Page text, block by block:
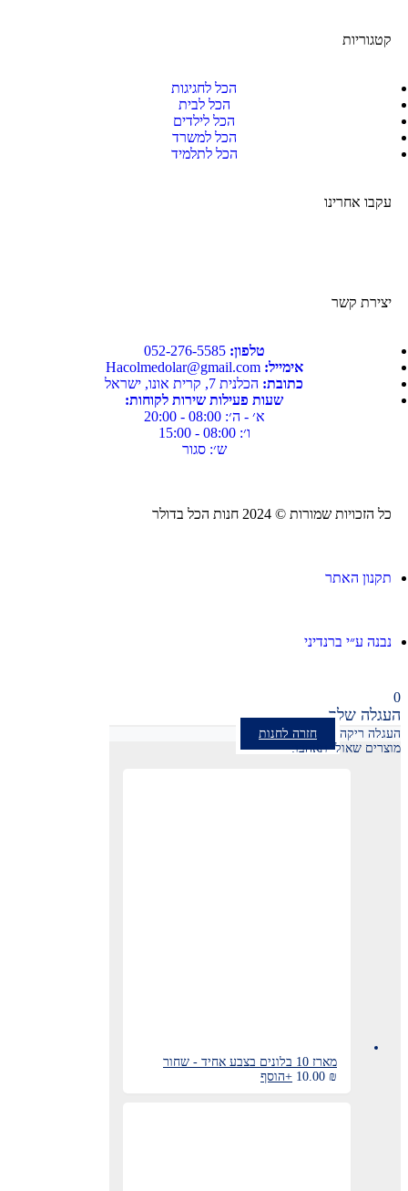
קטגוריות
הכל לחגיגות
הכל לבית
הכל לילדים
הכל למשרד
הכל לתלמיד
עקבו אחרינו
יצירת קשר
טלפון:052-276-5585⁩
אימייל:Hacolmedolar@gmail.com
כתובת: הכלנית 7, קרית אונו, ישראל
שעות פעילות שירות לקוחות:
א׳ - ה׳: 08:00 - 20:00
ו׳: 08:00 - 15:00
ש׳: סגור
כל הזכויות שמורות © 2024 חנות הכל בדולר
תקנון האתר
נבנה ע״י ברנדיני
0
העגלה שלך
העגלה ריקה
חזרה לחנות
מוצרים שאולי תאהבו:
מארז 10 בלונים בצבע אחיד - שחור
10.00 ₪
+הוסף